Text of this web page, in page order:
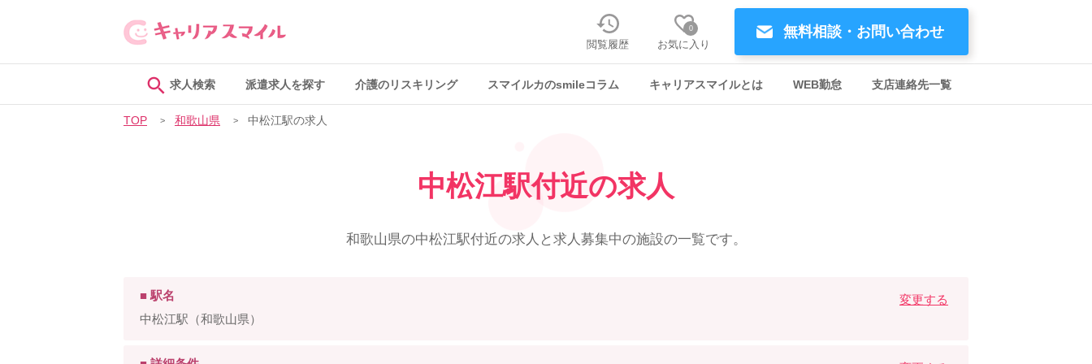
無料相談・お問い合わせ
閲覧履歴
0
お気に入り
求人検索 派遣求人を探す 介護のリスキリング スマイルカのsmileコラム キャリアスマイルとは WEB勤怠 支店連絡先一覧
TOP 和歌山県 中松江駅の求人
中松江駅付近の求人
和歌山県の中松江駅付近の求人と 求人募集中の施設の一覧です。
■ 駅名
中松江駅（和歌山県）
変更する